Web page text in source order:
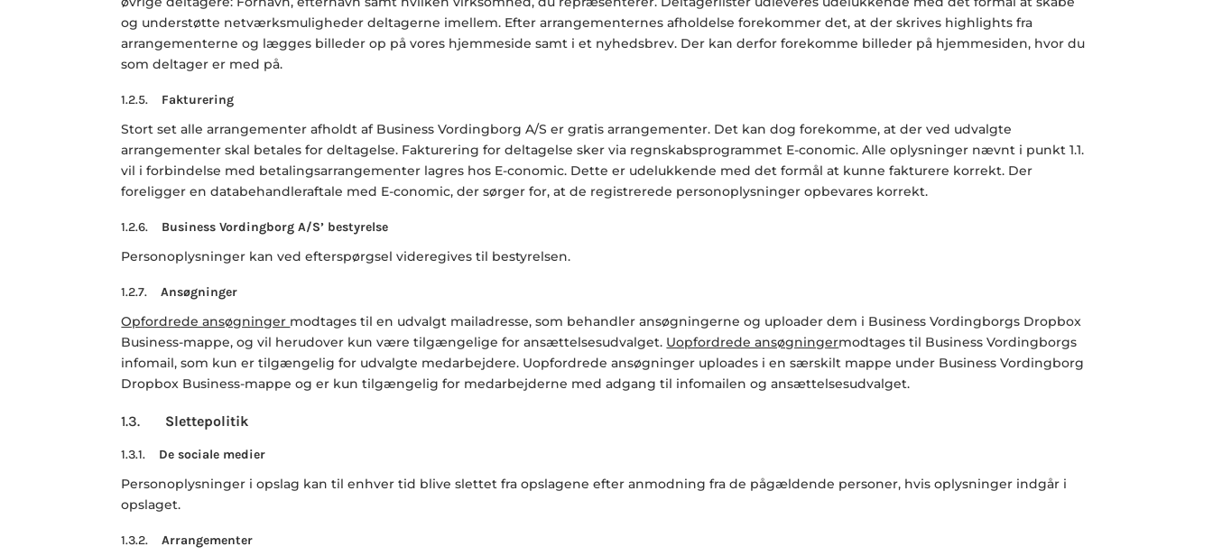
og understøtte netværksmuligheder deltagerne imellem. Efter arrangementernes afholdelse forekommer det, at der skrives highlights fra
arrangementerne og lægges billeder op på vores hjemmeside samt i et nyhedsbrev. Der kan derfor forekomme billeder på hjemmesiden, hvor du
som deltager er med på.
1.2.5. Fakturering
Stort set alle arrangementer afholdt af Business Vordingborg A/S er gratis arrangementer. Det kan dog forekomme, at der ved udvalgte
arrangementer skal betales for deltagelse. Fakturering for deltagelse sker via regnskabsprogrammet E-conomic. Alle oplysninger nævnt i punkt 1.1.
vil i forbindelse med betalingsarrangementer lagres hos E-conomic. Dette er udelukkende med det formål at kunne fakturere korrekt. Der
foreligger en databehandleraftale med E-conomic, der sørger for, at de registrerede personoplysninger opbevares korrekt.
1.2.6. Business Vordingborg A/S’ bestyrelse
Personoplysninger kan ved efterspørgsel videregives til bestyrelsen.
1.2.7.Ansøgninger
Opfordrede ansøgninger modtages til en udvalgt mailadresse, som behandler ansøgningerne og uploader dem i Business Vordingborgs Dropbox
Business-mappe, og vil herudover kun være tilgængelige for ansættelsesudvalget. Uopfordrede ansøgningermodtages til Business Vordingborgs
infomail, som kun er tilgængelig for udvalgte medarbejdere. Uopfordrede ansøgninger uploades i en særskilt mappe under Business Vordingborg
Dropbox Business-mappe og er kun tilgængelig for medarbejderne med adgang til infomailen og ansættelsesudvalget.
1.3. Slettepolitik
1.3.1. De sociale medier
Personoplysninger i opslag kan til enhver tid blive slettet fra opslagene efter anmodning fra de pågældende personer, hvis oplysninger indgår i
opslaget.
1.3.2.Arrangementer